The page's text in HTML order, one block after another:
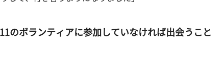
のボランティアに参加していなければ出会うこと